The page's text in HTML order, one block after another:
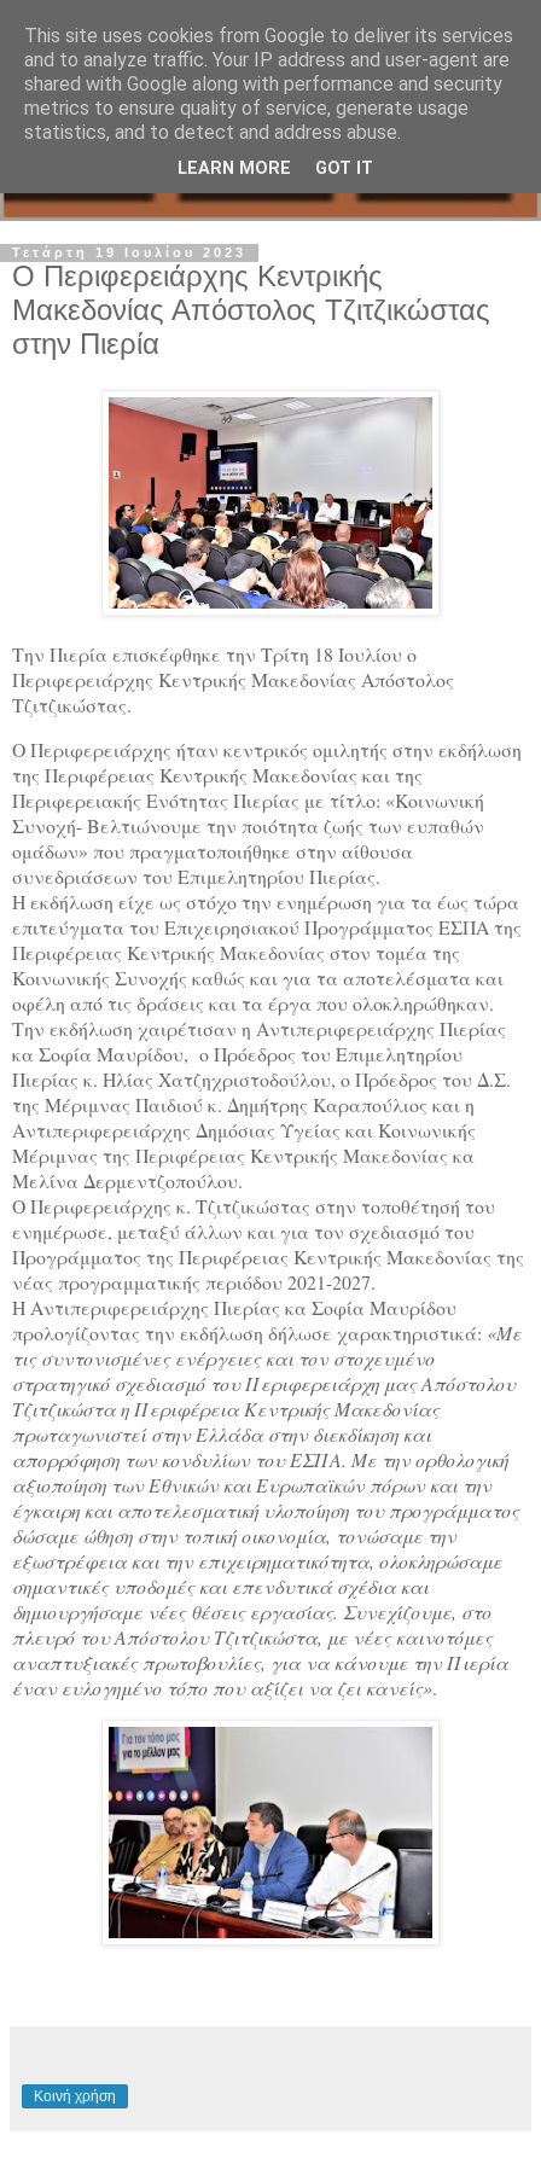
Τετάρτη 19 Ιουλίου 2023
Ο Περιφερειάρχης Κεντρικής
Μακεδονίας Απόστολος Τζιτζικώστας
στην Πιερία
Την Πιερία επισκέφθηκε την Τρίτη 18 Ιουλίου ο
Περιφερειάρχης Κεντρικής Μακεδονίας Απόστολος
Τζιτζικώστας.
Ο Περιφερειάρχης ήταν κεντρικός ομιλητής στην εκδήλωση
της Περιφέρειας Κεντρικής Μακεδονίας και της
Περιφερειακής Ενότητας Πιερίας με τίτλο: «Κοινωνική
Συνοχή- Βελτιώνουμε την ποιότητα ζωής των ευπαθών
ομάδων» που πραγματοποιήθηκε στην αίθουσα
συνεδριάσεων του Επιμελητηρίου Πιερίας.
Η εκδήλωση είχε ως στόχο την ενημέρωση για τα έως τώρα
επιτεύγματα του Επιχειρησιακού Προγράμματος ΕΣΠΑ της
Περιφέρειας Κεντρικής Μακεδονίας στον τομέα της
Κοινωνικής Συνοχής καθώς και για τα αποτελέσματα και
οφέλη από τις δράσεις και τα έργα που ολοκληρώθηκαν.
Την εκδήλωση χαιρέτισαν η Αντιπεριφερειάρχης Πιερίας
κα Σοφία Μαυρίδου, ο Πρόεδρος του Επιμελητηρίου
Πιερίας κ. Ηλίας Χατζηχριστοδούλου, ο Πρόεδρος του Δ.Σ.
της Μέριμνας Παιδιού κ. Δημήτρης Καραπούλιος και η
Αντιπεριφερειάρχης Δημόσιας Υγείας και Κοινωνικής
Μέριμνας της Περιφέρειας Κεντρικής Μακεδονίας κα
Μελίνα Δερμεντζοπούλου.
Ο Περιφερειάρχης κ. Τζιτζικώστας στην τοποθέτησή του
ενημέρωσε, μεταξύ άλλων και για τον σχεδιασμό του
Προγράμματος της Περιφέρειας Κεντρικής Μακεδονίας της
νέας προγραμματικής περιόδου 2021-2027.
Η Αντιπεριφερειάρχης Πιερίας κα Σοφία Μαυρίδου
προλογίζοντας την εκδήλωση δήλωσε χαρακτηριστικά: «Με
τις συντονισμένες ενέργειες και τον στοχευμένο
στρατηγικό σχεδιασμό του Περιφερειάρχη μας Απόστολου
Τζιτζικώστα η Περιφέρεια Κεντρικής Μακεδονίας
πρωταγωνιστεί στην Ελλάδα στην διεκδίκηση και
απορρόφηση των κονδυλίων του ΕΣΠΑ. Με την ορθολογική
αξιοποίηση των Εθνικών και Ευρωπαϊκών πόρων και την
έγκαιρη και αποτελεσματική υλοποίηση του προγράμματος
δώσαμε ώθηση στην τοπική οικονομία, τονώσαμε την
εξωστρέφεια και την επιχειρηματικότητα, ολοκληρώσαμε
σημαντικές υποδομές και επενδυτικά σχέδια και
δημιουργήσαμε νέες θέσεις εργασίας. Συνεχίζουμε, στο
πλευρό του Απόστολου Τζιτζικώστα, με νέες καινοτόμες
αναπτυξιακές πρωτοβουλίες, για να κάνουμε την Πιερία
έναν ευλογημένο τόπο που αξίζει να ζει κανείς».
Κοινή χρήση
This site uses cookies from Google to deliver its services
and to analyze traffic. Your IP address and user-agent are
shared with Google along with performance and security
metrics to ensure quality of service, generate usage
statistics, and to detect and address abuse.
LEARN MORE GOT IT